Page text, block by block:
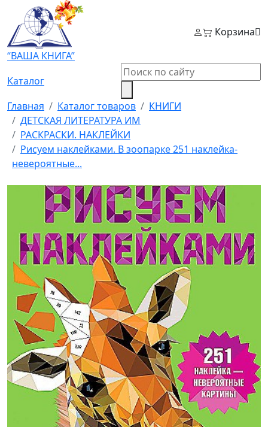
“ВАША КНИГА”
Корзина
Каталог
Главная
Каталог товаров
КНИГИ
ДЕТСКАЯ ЛИТЕРАТУРА ИМ
РАСКРАСКИ. НАКЛЕЙКИ
Рисуем наклейками. В зоопарке 251 наклейка-
невероятные...